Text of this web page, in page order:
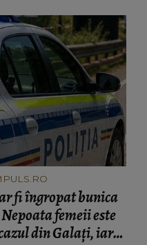
fi îngropat bunica
femeii este
din Galați, iar